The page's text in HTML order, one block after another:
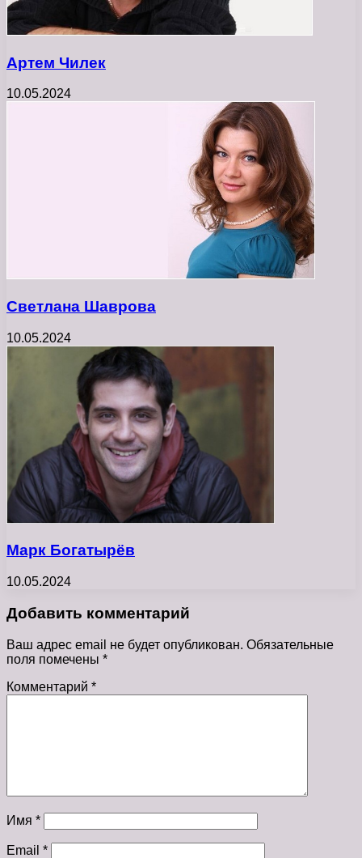
Артем Чилек
10.05.2024
Светлана Шаврова
10.05.2024
Марк Богатырёв
10.05.2024
Добавить комментарий
Ваш адрес email не будет опубликован. Обязательные
поля помечены *
Комментарий *
Имя *
Email *